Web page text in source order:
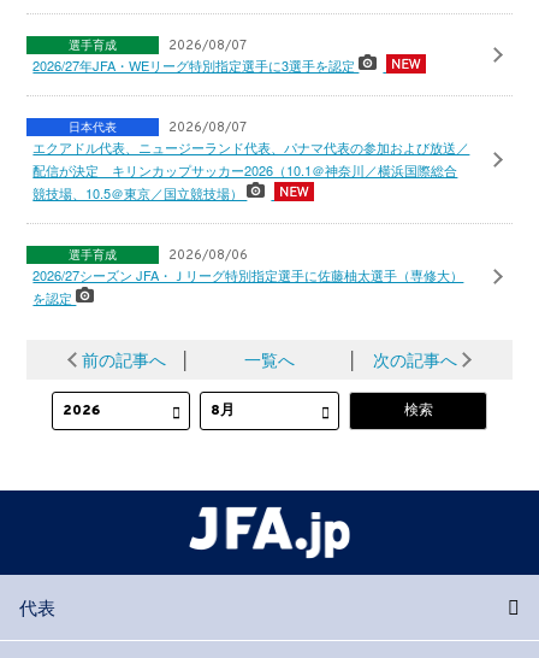
選手育成 2026/08/07
2026/27年JFA・WEリーグ特別指定選手に3選手を認定
日本代表 2026/08/07
エクアドル代表、ニュージーランド代表、パナマ代表の参加および放送／
配信が決定 キリンカップサッカー2026（10.1＠神奈川／横浜国際総合
競技場、10.5＠東京／国立競技場）
選手育成 2026/08/06
2026/27シーズン JFA・Ｊリーグ特別指定選手に佐藤柚太選手（専修大）
を認定
前の記事へ │ 一覧へ │ 次の記事へ
代表